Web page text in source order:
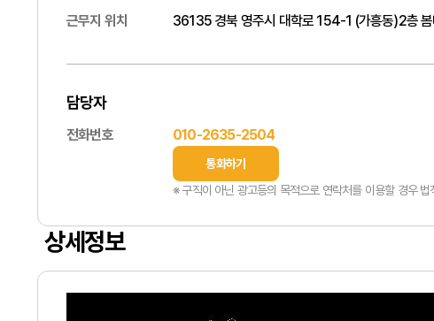
근무지 위치
36135 경북 영주시 대학로 154-1 (가흥동)2층 봄
담당자
전화번호 010-2635-2504
통화하기
※ 구직이 아닌 광고등의 목적으로 연락처를 이용할 경우
상세정보